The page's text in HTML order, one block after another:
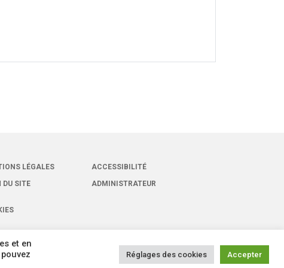
LÉGALES
DU SITE
ACCESSIBILITÉ
ADMINISTRATEUR
et en
Réglages des cookies Accepter